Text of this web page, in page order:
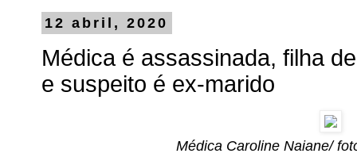
12 abril, 2020
Médica é assassinada, filha
e suspeito é ex-marido
Médica Caroline Naiane/